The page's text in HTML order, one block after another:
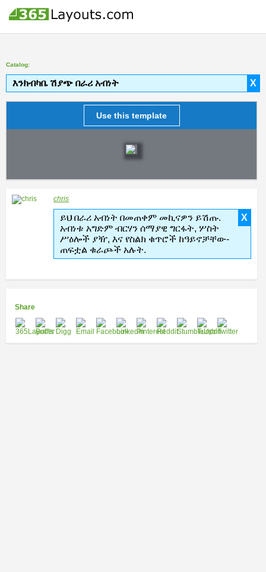
Catalog:
X
እንክብካቤ ሽያጭ በራሪ አብነት
Use this template
chris
X
ይህ በራሪ አብነት በመጠቀም መኪናዎን ይሽጡ.
አብነቱ አግድም ብርሃን ሰማያዊ ግርፋት, ሦስት
ሥዕሎች ያዥ, እና የስልክ ቁጥሮች ከዓይኖቻቸው-
ጠፍቷል ቁራጮች አሉት.
Share